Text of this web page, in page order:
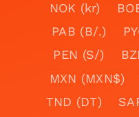
NOK (kr)
PAB (B/.)
PEN (S/)
MXN (MXN$)
TND (DT)